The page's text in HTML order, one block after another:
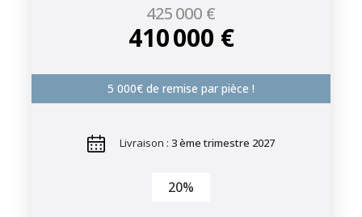
425 000 €
410 000 €
5 000€ de remise par pièce !
Livraison : 3 ème trimestre 2027
20%